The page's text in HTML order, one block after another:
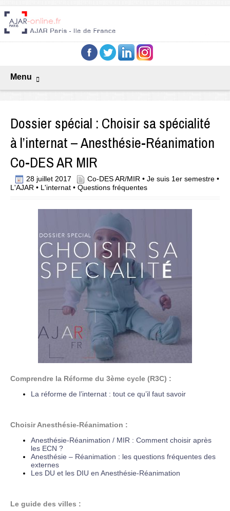
Menu
Dossier spécial : Choisir sa spécialité
à l’internat – Anesthésie-Réanimation
Co-DES AR MIR
28 juillet 2017 Co-DES AR/MIR • Je suis 1er semestre •
L'AJAR • L'internat • Questions fréquentes
Comprendre la Réforme du 3ème cycle (R3C) :
La réforme de l’internat : tout ce qu’il faut savoir
Choisir Anesthésie-Réanimation :
Anesthésie-Réanimation / MIR : Comment choisir après
les ECN ?
Anesthésie – Réanimation : les questions fréquentes des
externes
Les DU et les DIU en Anesthésie-Réanimation
Le guide des villes :